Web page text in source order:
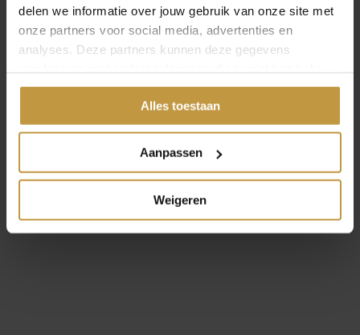
delen we informatie over jouw gebruik van onze site met
onze partners voor social media, advertenties en
analyses. Deze partners kunnen deze gegevens
gedeeld of die ze hebben verzameld via jouw gebruik van
Alles toestaan
Aanpassen
Weigeren
OPEN FILTER